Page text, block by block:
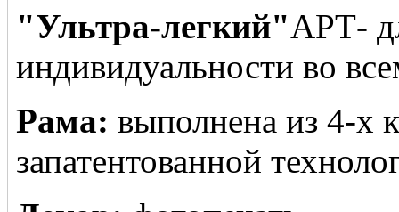
"Ультра-легкий"АРТ-
индивидуальности во
Рама: выполнена из 4-х
запатентованной